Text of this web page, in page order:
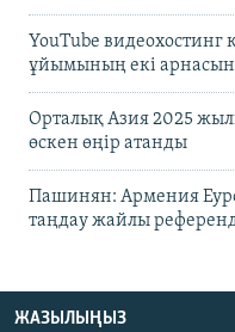
YouTube видеохостинг
ұйымының екі арнасын
Орталық Азия 2025
өскен өңір атанды
Пашинян: Армения
таңдау жайлы
ЖАЗЫЛЫҢЫЗ